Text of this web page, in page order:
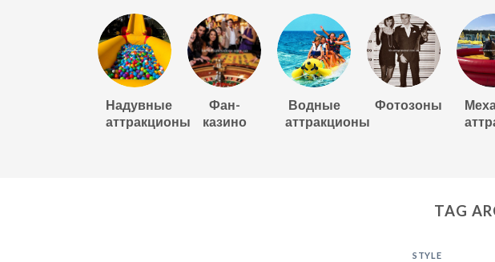
Надувные
аттракционы
Фан-
казино
Водные
аттракционы
Фотозоны
TAG
STYLE